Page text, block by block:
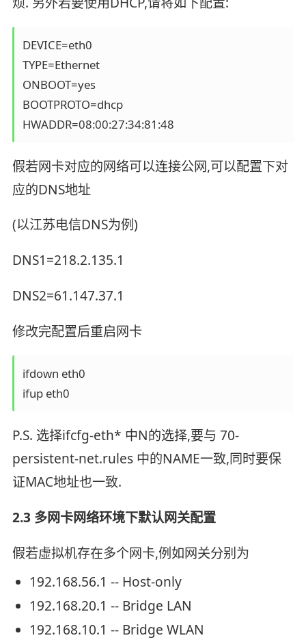
DEVICE=eth0
TYPE=Ethernet
ONBOOT=yes
BOOTPROTO=dhcp
HWADDR=08:00:27:34:81:48
假若网卡对应的网络可以连接公网,可以配置下对
应的DNS地址
(以江苏电信DNS为例)
DNS1=218.2.135.1
DNS2=61.147.37.1
修改完配置后重启网卡
ifdown eth0
ifup eth0
P.S. 选择ifcfg-eth* 中N的选择,要与 70-
persistent-net.rules 中的NAME一致,同时要保
证MAC地址也一致.
2.3 多网卡网络环境下默认网关配置
假若虚拟机存在多个网卡,例如网关分别为
192.168.56.1 -- Host-only
192.168.20.1 -- Bridge LAN
192.168.10.1 -- Bridge WLAN